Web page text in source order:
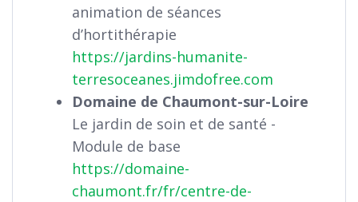
animation de séances
d’hortithérapie
https://jardins-humanite-
terresoceanes.jimdofree.com
Domaine de Chaumont-sur-Loire
Le jardin de soin et de santé -
Module de base
https://domaine-
chaumont.fr/fr/centre-de-